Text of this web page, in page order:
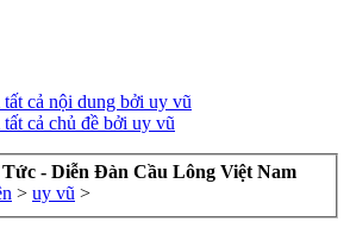
cả nội dung bởi uy vũ
cả chủ đề bởi uy vũ
- Diễn Đàn Cầu Lông Việt Nam
> uy vũ >